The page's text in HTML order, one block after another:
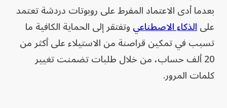
بعدما أدى الاعتماد المفرط على روبوتات دردشة تعتمد
علىالذكاء الاصطناعيوتفتقر إلى الحماية الكافية ما
تسبب في تمكين قراصنة من الاستيلاء على أكثر من
20 ألف حساب، من خلال طلبات تضمنت تغيير
كلمات المرور.